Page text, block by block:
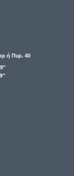
ή Πυρ. 40